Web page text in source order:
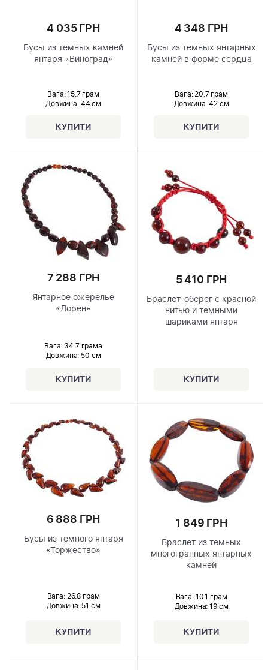
4 035 ГРН
Бусы из темных камней
янтаря «Виноград»
Вага: 15.7 грам
Довжина:44 см
4 348 ГРН
Бусы из темных янтарных
камней в форме сердца
Вага: 20.7 грам
Довжина: 42 см
7 288 ГРН
Янтарное ожерелье
«Лорен»
Вага: 34.7 грама
Довжина: 50 см
5 410 ГРН
Браслет-оберег с красной
нитью и темными
шариками янтаря
6 888 ГРН
Бусы из темного янтаря
«Торжество»
Вага: 26.8 грам
Довжина: 51 см
1 849 ГРН
Браслет из темных
многогранных янтарных
камней
Вага: 10.1 грам
Довжина: 19 см